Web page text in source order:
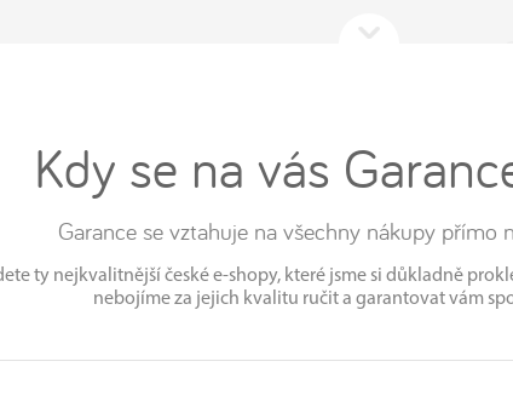
Kdy se na vás
Garance se vztahuje na všechny nákupy přímo
ty nejkvalitnější české e‑shopy, které jsme si důkladně
nebojíme za jejich kvalitu ručit a garantovat vám